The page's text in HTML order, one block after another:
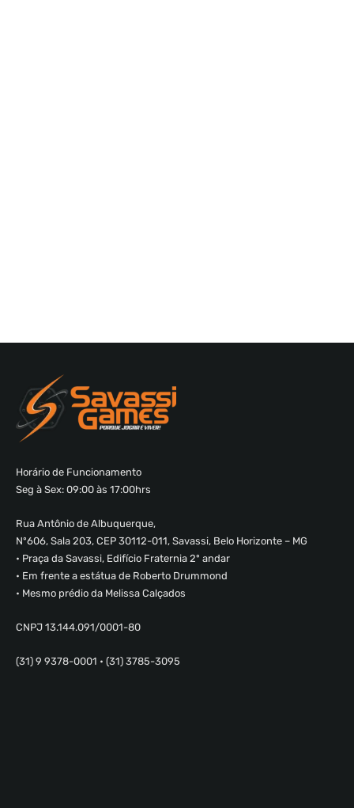
Horário de Funcionamento
Seg à Sex: 09:00 às 17:00hrs
Rua Antônio de Albuquerque,
Nº606, Sala 203, CEP 30112-011, Savassi, Belo Horizonte – MG
• Praça da Savassi, Edifício Fraternia 2º andar
• Em frente a estátua de Roberto Drummond
• Mesmo prédio da Melissa Calçados
CNPJ 13.144.091/0001-80
(31) 9 9378-0001 • (31) 3785-3095